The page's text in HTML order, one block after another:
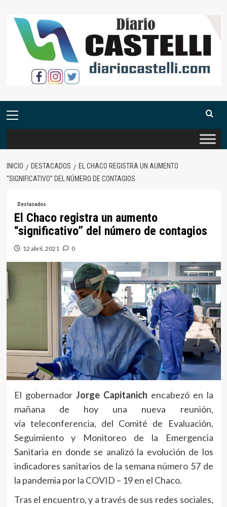
contenido
Menú
INICIO DESTACADOS
EL CHACO REGISTRA UN AUMENTO
“SIGNIFICATIVO” DEL NÚMERO DE CONTAGIOS
Destacados
El Chaco registra un aumento
“significativo” del número de contagios
12 abril, 2021 0
El gobernador Jorge Capitanich encabezó en la
mañana de hoy una nueva reunión,
vía teleconferencia, del Comité de Evaluación,
Seguimiento y Monitoreo de la Emergencia
Sanitaria en donde se analizó la evolución de los
indicadores sanitarios de la semana número 57 de
la pandemia por la COVID – 19 en el Chaco.
Tras el encuentro, y a través de sus redes sociales,